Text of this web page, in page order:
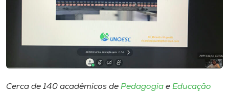
Cerca de 140 acadêmicos de Pedagogia e Educação